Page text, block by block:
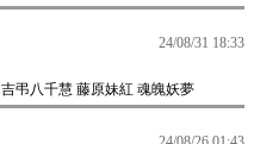
24/08/31 18:33
弔八千慧 藤原妹紅 魂魄妖夢